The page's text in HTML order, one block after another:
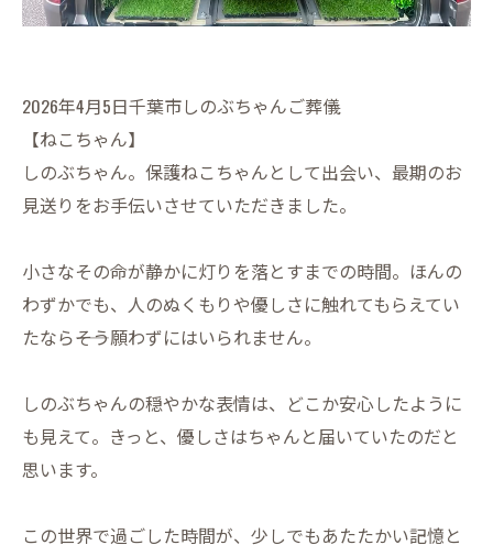
2026年4月5日千葉市しのぶちゃんご葬儀
【ねこちゃん】
しのぶちゃん。保護ねこちゃんとして出会い、最期のお
見送りをお手伝いさせていただきました。
小さなその命が静かに灯りを落とすまでの時間。ほんの
わずかでも、人のぬくもりや優しさに触れてもらえてい
たなら――そう願わずにはいられません。
しのぶちゃんの穏やかな表情は、どこか安心したように
も見えて。きっと、優しさはちゃんと届いていたのだと
思います。
この世界で過ごした時間が、少しでもあたたかい記憶と